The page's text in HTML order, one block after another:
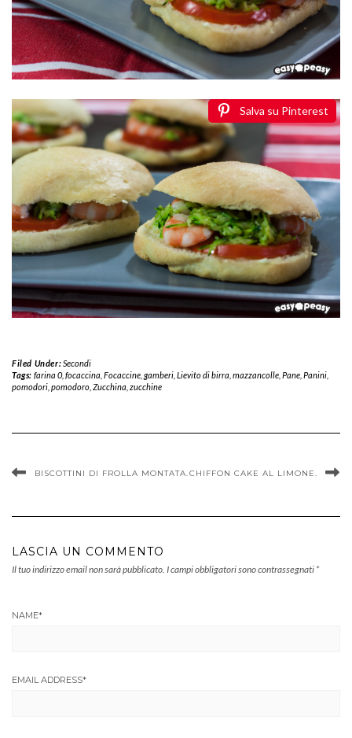
Salva su Pinterest
Filed Under:Secondi
Tags: farina 0, focaccina Focaccine, gamberi, Lievito di birra mazzancolle, Pane, Panini,
pomodori pomodoro Zucchina zucchine
BISCOTTINI DI FROLLA MONTATA.CHIFFON CAKE AL LIMONE.
LASCIA UN COMMENTO
Il tuo indirizzo email non sarà pubblicato. I campi obbligatori sono contrassegnati *
NAME*
EMAIL ADDRESS*